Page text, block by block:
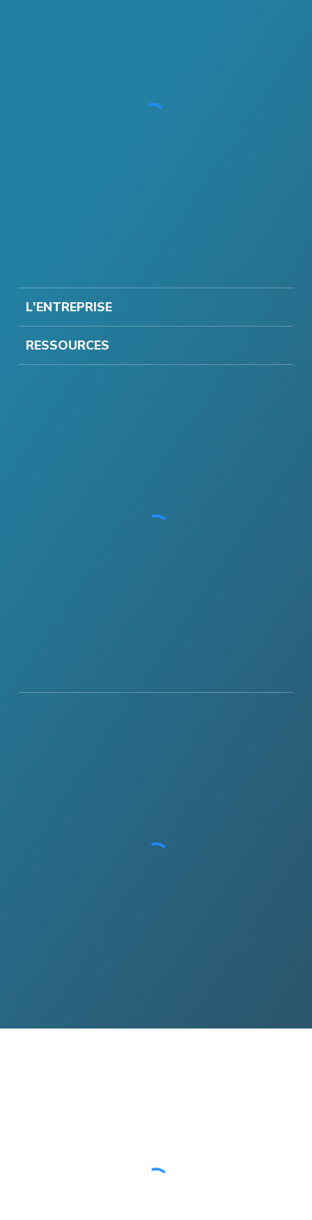
L'ENTREPRISE
RESSOURCES